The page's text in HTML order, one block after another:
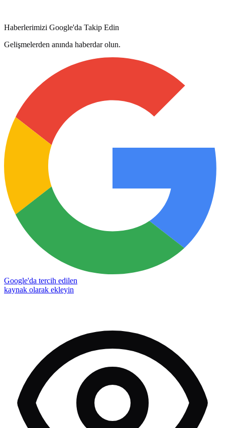
Haberlerimizi Google'da Takip Edin
Gelişmelerden anında haberdar olun.
Google'da tercih edilen
kaynak olarak ekleyin